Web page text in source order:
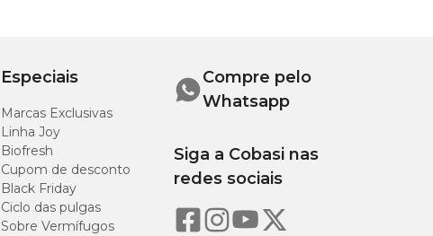
Especiais
Marcas Exclusivas
Linha Joy
Biofresh
Cupom de desconto
Black Friday
Ciclo das pulgas
Sobre Vermífugos
Compre pelo
Whatsapp
Siga a Cobasi nas
redes sociais